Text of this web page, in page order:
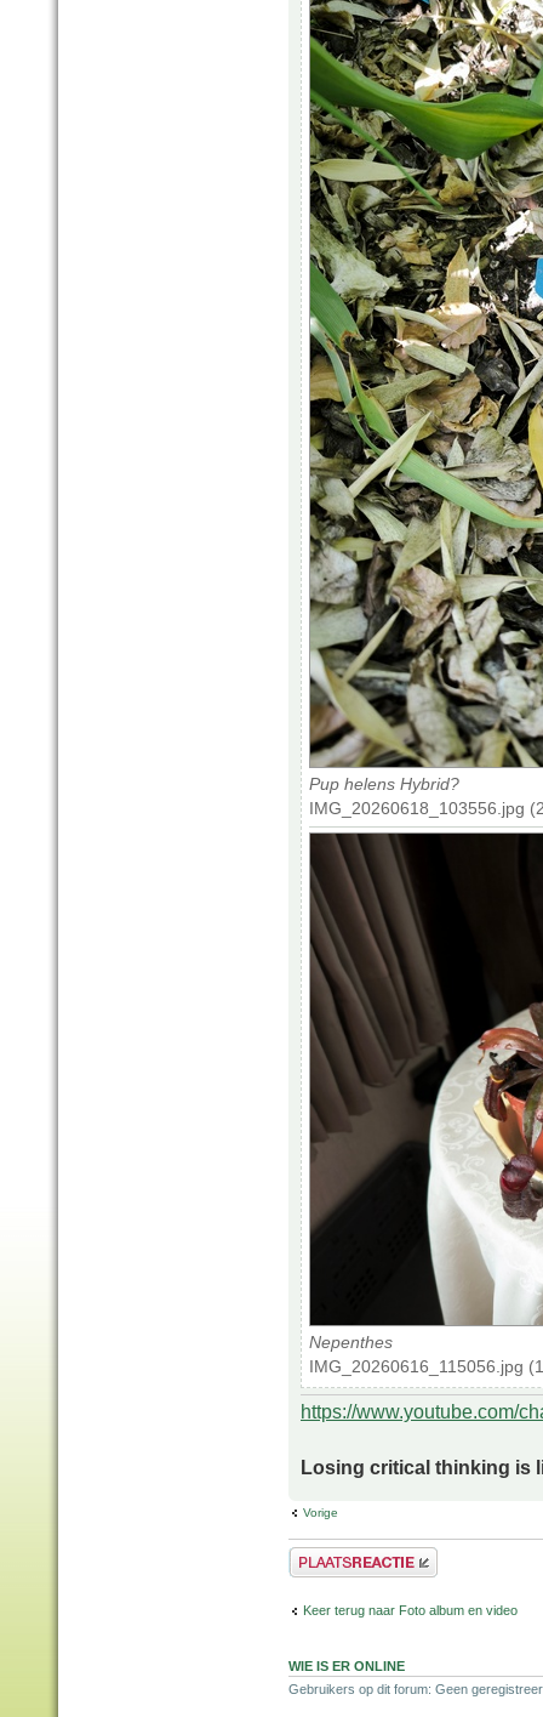
Pup helens Hybrid?
IMG_20260618_103556.jpg
Nepenthes
IMG_20260616_115056.jpg
https://www.youtube.com/
Losing critical thinking is
Vorige
Plaats een reactie
Keer terug naar Foto album en video
WIE IS ER ONLINE
Gebruikers op dit forum: Geen